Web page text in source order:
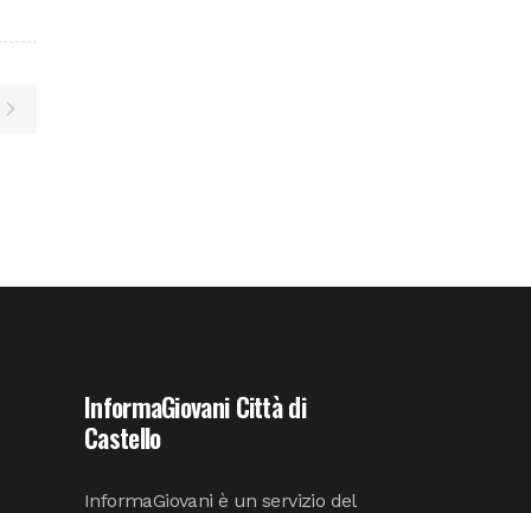
InformaGiovani Città di
Castello
InformaGiovani è un servizio del